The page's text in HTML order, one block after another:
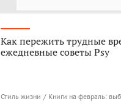
Как пережить трудные
ежедневные советы Psy
Стиль жизни / Книги на февраль: